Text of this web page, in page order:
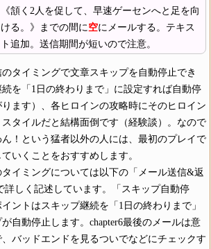
《頷く2人を促して、早速ゲーセンへと足を向
ける。》までの間に空にメールする。テキス
ト追加。送信期間が短いので注意。
タイミングで文章スキップを自動停止でき
を「1日の終わりまで」に設定すれば自動停
ます）、各ヒロインの攻略時にそのヒロイン
タイルだと結構面倒です（経験談）。なので
！という猛者以外の人には、最初のプレイで
いくことをおすすめします。
タイミングについては以下の「メール送信&返
詳しく記述しています。「スキップ自動停
ントはスキップ継続を「1日の終わりまで」
自動停止します。chapter6最後のメールは意
バッドエンドを見るついでなどにチェックす